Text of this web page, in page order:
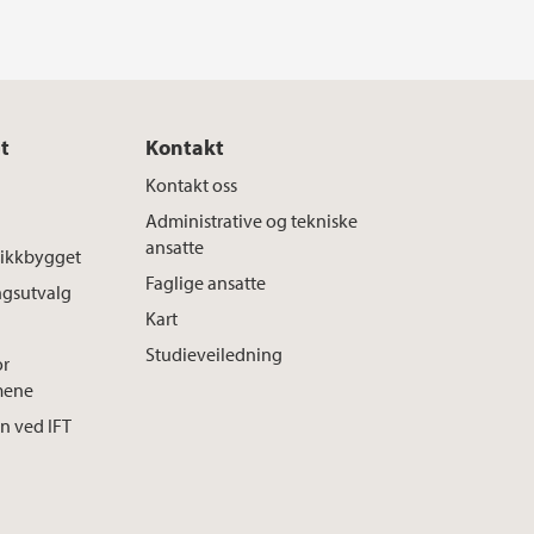
ved IFT
Kontakt
Kontakt oss
Administrative og tekniske
ansatte
Faglige ansatte
Kart
Studieveiledning